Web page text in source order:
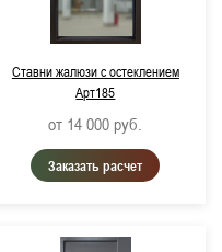
Ставни жалюзи с остеклением
Арт185
от 14 000 руб.
Заказать расчет